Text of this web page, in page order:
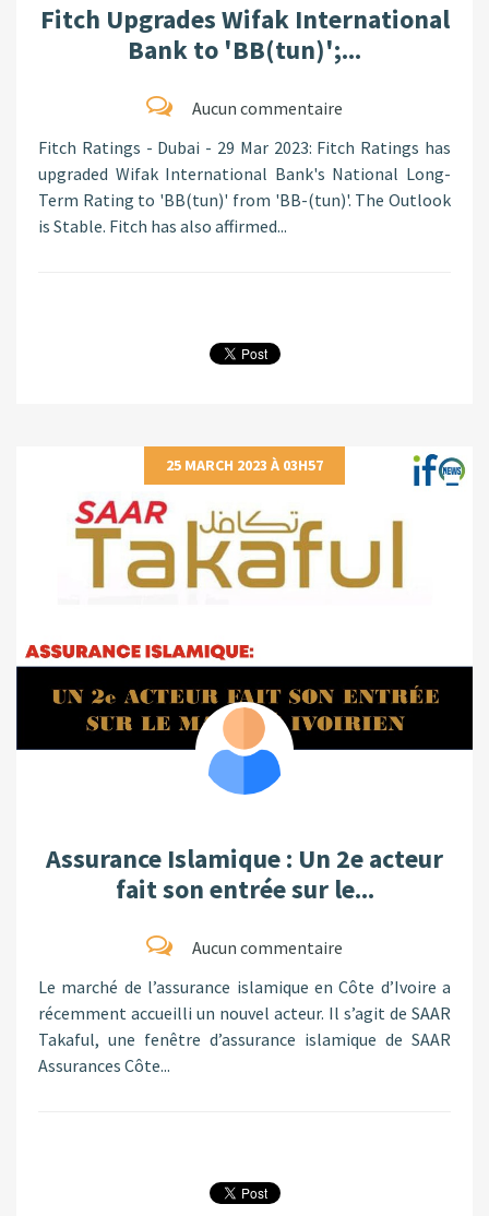
Fitch Upgrades Wifak International
Bank to 'BB(tun)';...
Aucun commentaire
Fitch Ratings - Dubai - 29 Mar 2023: Fitch Ratings has
upgraded Wifak International Bank's National Long-
Term Rating to 'BB(tun)' from 'BB-(tun)'. The Outlook
is Stable. Fitch has also affirmed...
25 MARCH 2023 À 03H57
Assurance Islamique : Un 2e acteur
fait son entrée sur le...
Aucun commentaire
Le marché de l’assurance islamique en Côte d’Ivoire a
récemment accueilli un nouvel acteur. Il s’agit de SAAR
Takaful, une fenêtre d’assurance islamique de SAAR
Assurances Côte...